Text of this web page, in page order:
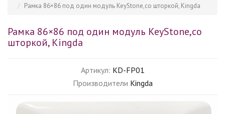
Рамка 86×86 под один модуль KeyStone,со шторкой, Kingda
Рамка 86×86 под один модуль KeyStone,со
шторкой, Kingda
Артикул: KD-FP01
Производители Kingda